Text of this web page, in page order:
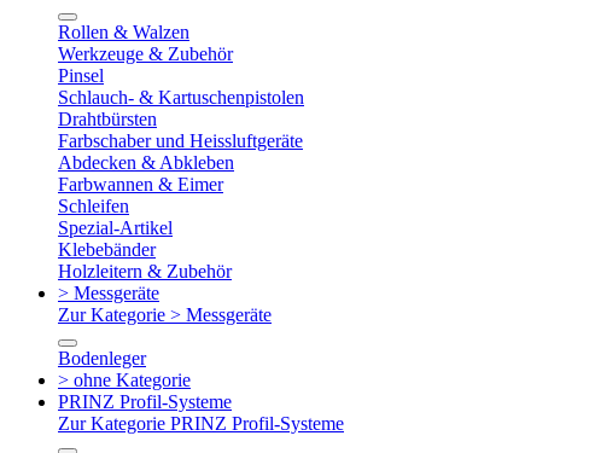
Rollen & Walzen
Werkzeuge & Zubehör
Pinsel
Schlauch- & Kartuschenpistolen
Drahtbürsten
Farbschaber und Heissluftgeräte
Abdecken & Abkleben
Farbwannen & Eimer
Schleifen
Spezial-Artikel
Klebebänder
Holzleitern & Zubehör
> Messgeräte
Zur Kategorie > Messgeräte
Bodenleger
> ohne Kategorie
PRINZ Profil-Systeme
Zur Kategorie PRINZ Profil-Systeme